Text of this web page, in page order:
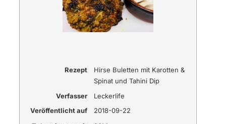
Rezept
Hirse Buletten mit Karotten &
Spinat und Tahini Dip
Verfasser
Leckerlife
Veröffentlicht auf
2018-09-22